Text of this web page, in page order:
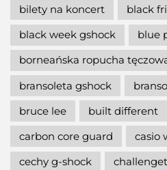
bilety na koncert
black
black week gshock
blue
borneańska ropucha
bransoleta gshock
bruce lee
built different
carbon core guard
casio
cechy g-shock